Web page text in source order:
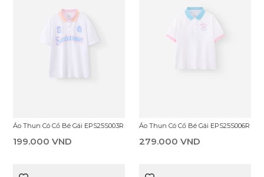
Áo Thun Có Cổ Bé Gái EPS25S003R
199.000 VND
Áo Thun Có Cổ Bé Gái EPS25S006R
279.000 VND